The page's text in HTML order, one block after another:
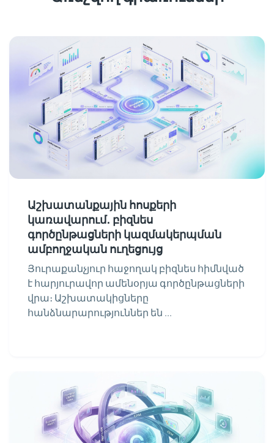
Աշխատանքային հոսքերի
կառավարում․ բիզնես
գործընթացների կազմակերպման
ամբողջական ուղեցույց
Յուրաքանչյուր հաջողակ բիզնես հիմնված
է հարյուրավոր ամենօրյա գործընթացների
վրա։ Աշխատակիցները
հանձնարարություններ են ...